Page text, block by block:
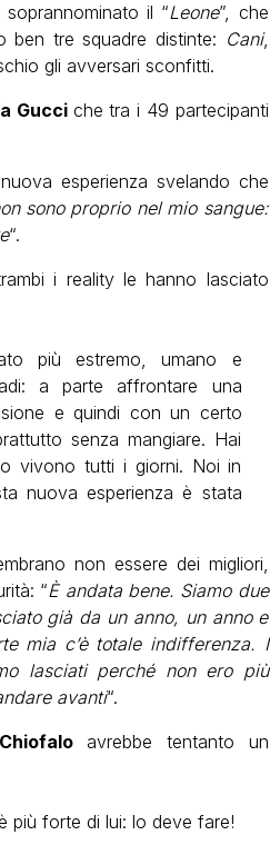
il “Leone”, che
ben tre squadre distinte: Cani,
gli avversari sconfitti.
Gucci che tra i 49 partecipanti
esperienza svelando che
sono proprio nel mio sangue:
“.
i reality le hanno lasciato
più estremo, umano e
a parte affrontare una
e quindi con un certo
senza mangiare. Hai
vivono tutti i giorni. Noi in
nuova esperienza è stata
non essere dei migliori,
“È andata bene. Siamo due
già da un anno, un anno e
mia c’è totale indifferenza. I
lasciati perché non ero più
avanti“.
Chiofalo avrebbe tentanto un
più forte di lui: lo deve fare!